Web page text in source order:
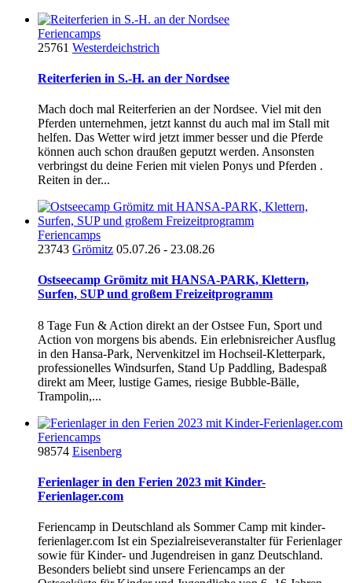
Feriencamps
25761 Westerdeichstrich
Reiterferien in S.-H. an der Nordsee
Mach doch mal Reiterferien an der Nordsee. Viel mit den
Pferden unternehmen, jetzt kannst du auch mal im Stall mit
helfen. Das Wetter wird jetzt immer besser und die Pferde
können auch schon draußen geputzt werden. Ansonsten
verbringst du deine Ferien mit vielen Ponys und Pferden .
Reiten in der...
Feriencamps
23743 Grömitz 05.07.26 - 23.08.26
Ostseecamp Grömitz mit HANSA-PARK, Klettern,
Surfen, SUP und großem Freizeitprogramm
8 Tage Fun & Action direkt an der Ostsee Fun, Sport und
Action von morgens bis abends. Ein erlebnisreicher Ausflug
in den Hansa-Park, Nervenkitzel im Hochseil-Kletterpark,
professionelles Windsurfen, Stand Up Paddling, Badespaß
direkt am Meer, lustige Games, riesige Bubble-Bälle,
Trampolin,...
Feriencamps
98574 Eisenberg
Ferienlager in den Ferien 2023 mit Kinder-
Ferienlager.com
Feriencamp in Deutschland als Sommer Camp mit kinder-
ferienlager.com Ist ein Spezialreiseveranstalter für Ferienlager
sowie für Kinder- und Jugendreisen in ganz Deutschland.
Besonders beliebt sind unsere Feriencamps an der